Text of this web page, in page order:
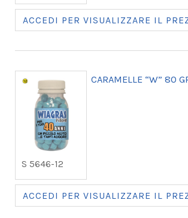
ACCEDI PER VISUALIZZARE IL
S 5646-12
CARAMELLE “W” 80
ACCEDI PER VISUALIZZARE IL